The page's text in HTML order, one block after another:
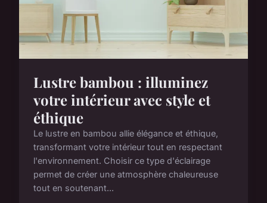
Lustre bambou : illuminez
votre intérieur avec style et
éthique
Le lustre en bambou allie élégance et éthique,
transformant votre intérieur tout en respectant
l'environnement. Choisir ce type d'éclairage
permet de créer une atmosphère chaleureuse
tout en soutenant...